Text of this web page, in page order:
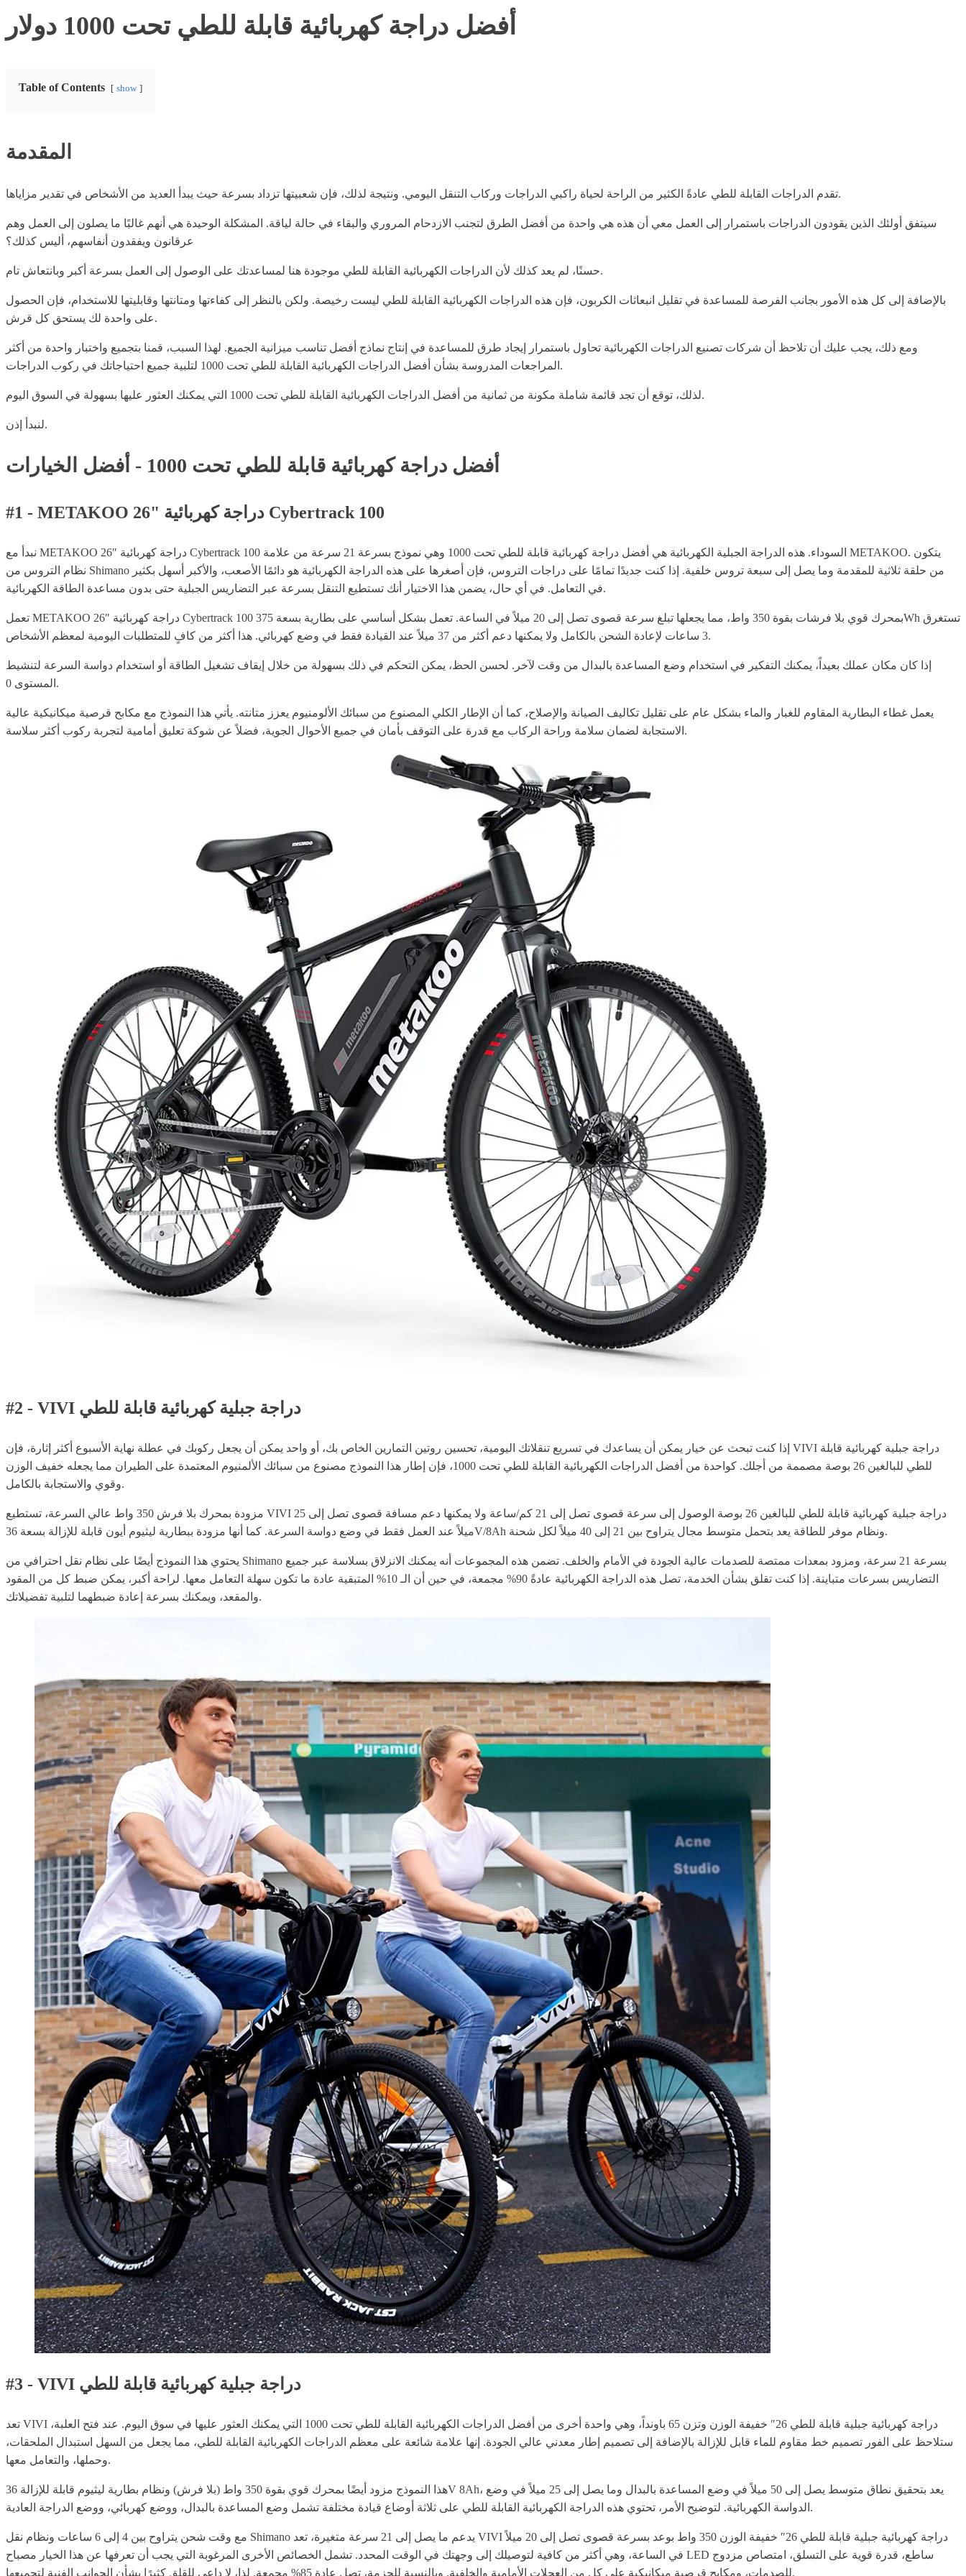
أفضل دراجة كهربائية قابلة للطي تحت 1000 دولار
Table of Contents show
المقدمة
تقدم الدراجات القابلة للطي عادةً الكثير من الراحة لحياة راكبي الدراجات وركاب التنقل اليومي. ونتيجة لذلك، فإن شعبيتها تزداد بسرعة حيث يبدأ العديد من الأشخاص في تقدير مزاياها.
سيتفق أولئك الذين يقودون الدراجات باستمرار إلى العمل معي أن هذه هي واحدة من أفضل الطرق لتجنب الازدحام المروري والبقاء في حالة لياقة. المشكلة الوحيدة هي أنهم غالبًا ما يصلون إلى العمل وهم
حسنًا، لم يعد كذلك لأن الدراجات الكهربائية القابلة للطي موجودة هنا لمساعدتك على الوصول إلى العمل بسرعة أكبر وبانتعاش تام.
بالإضافة إلى كل هذه الأمور بجانب الفرصة للمساعدة في تقليل انبعاثات الكربون، فإن هذه الدراجات الكهربائية القابلة للطي ليست رخيصة. ولكن بالنظر إلى كفاءتها ومتانتها وقابليتها للاستخدام، فإن الحصول
على واحدة لك يستحق كل قرش.
ومع ذلك، يجب عليك أن تلاحظ أن شركات تصنيع الدراجات الكهربائية تحاول باستمرار إيجاد طرق للمساعدة في إنتاج نماذج أفضل تناسب ميزانية الجميع. لهذا السبب، قمنا بتجميع واختبار واحدة من أكثر
المراجعات المدروسة بشأن أفضل الدراجات الكهربائية القابلة للطي تحت 1000 لتلبية جميع احتياجاتك في ركوب الدراجات.
لذلك، توقع أن تجد قائمة شاملة مكونة من ثمانية من أفضل الدراجات الكهربائية القابلة للطي تحت 1000 التي يمكنك العثور عليها بسهولة في السوق اليوم.
لنبدأ إذن.
أفضل دراجة كهربائية قابلة للطي تحت 1000 - أفضل الخيارات
#1 - METAKOO 26" دراجة كهربائية Cybertrack 100
نبدأ مع METAKOO 26″ دراجة كهربائية Cybertrack 100 السوداء. هذه الدراجة الجبلية الكهربائية هي أفضل دراجة كهربائية قابلة للطي تحت 1000 وهي نموذج بسرعة 21 سرعة من علامة METAKOO. يتكون
نظام التروس من Shimano من حلقة ثلاثية للمقدمة وما يصل إلى سبعة تروس خلفية. إذا كنت جديدًا تمامًا على دراجات التروس، فإن أصغرها على هذه الدراجة الكهربائية هو دائمًا الأصعب، والأكبر أسهل بكثير
في التعامل. في أي حال، يضمن هذا الاختيار أنك تستطيع التنقل بسرعة عبر التضاريس الجبلية حتى بدون مساعدة الطاقة الكهربائية.
تعمل METAKOO 26″ دراجة كهربائية Cybertrack 100 بمحرك قوي بلا فرشات بقوة 350 واط، مما يجعلها تبلغ سرعة قصوى تصل إلى 20 ميلاً في الساعة. تعمل بشكل أساسي على بطارية بسعة 375Wh تستغرق
3 ساعات لإعادة الشحن بالكامل ولا يمكنها دعم أكثر من 37 ميلاً عند القيادة فقط في وضع كهربائي. هذا أكثر من كافٍ للمتطلبات اليومية لمعظم الأشخاص.
إذا كان مكان عملك بعيداً، يمكنك التفكير في استخدام وضع المساعدة بالبدال من وقت لآخر. لحسن الحظ، يمكن التحكم في ذلك بسهولة من خلال إيقاف تشغيل الطاقة أو استخدام دواسة السرعة لتنشيط
المستوى 0.
يعمل غطاء البطارية المقاوم للغبار والماء بشكل عام على تقليل تكاليف الصيانة والإصلاح، كما أن الإطار الكلي المصنوع من سبائك الألومنيوم يعزز متانته. يأتي هذا النموذج مع مكابح قرصية ميكانيكية عالية
الاستجابة لضمان سلامة وراحة الركاب مع قدرة على التوقف بأمان في جميع الأحوال الجوية، فضلاً عن شوكة تعليق أمامية لتجربة ركوب أكثر سلاسة.
#2 - VIVI دراجة جبلية كهربائية قابلة للطي
إذا كنت تبحث عن خيار يمكن أن يساعدك في تسريع تنقلاتك اليومية، تحسين روتين التمارين الخاص بك، أو واحد يمكن أن يجعل ركوبك في عطلة نهاية الأسبوع أكثر إثارة، فإن VIVI دراجة جبلية كهربائية قابلة
للطي للبالغين 26 بوصة مصممة من أجلك. كواحدة من أفضل الدراجات الكهربائية القابلة للطي تحت 1000، فإن إطار هذا النموذج مصنوع من سبائك الألمنيوم المعتمدة على الطيران مما يجعله خفيف الوزن
وقوي والاستجابة بالكامل.
مزودة بمحرك بلا فرش 350 واط عالي السرعة، تستطيع VIVI دراجة جبلية كهربائية قابلة للطي للبالغين 26 بوصة الوصول إلى سرعة قصوى تصل إلى 21 كم/ساعة ولا يمكنها دعم مسافة قصوى تصل إلى 25
ميلاً عند العمل فقط في وضع دواسة السرعة. كما أنها مزودة ببطارية ليثيوم أيون قابلة للإزالة بسعة 36V/8Ah ونظام موفر للطاقة يعد بتحمل متوسط ​​مجال يتراوح بين 21 إلى 40 ميلاً لكل شحنة.
يحتوي هذا النموذج أيضًا على نظام نقل احترافي من Shimano بسرعة 21 سرعة، ومزود بمعدات ممتصة للصدمات عالية الجودة في الأمام والخلف. تضمن هذه المجموعات أنه يمكنك الانزلاق بسلاسة عبر جميع
التضاريس بسرعات متباينة. إذا كنت تقلق بشأن الخدمة، تصل هذه الدراجة الكهربائية عادةً 90% مجمعة، في حين أن الـ 10% المتبقية عادة ما تكون سهلة التعامل معها. لراحة أكبر، يمكن ضبط كل من المقود
والمقعد، ويمكنك بسرعة إعادة ضبطهما لتلبية تفضيلاتك.
#3 - VIVI دراجة جبلية كهربائية قابلة للطي
تعد VIVI دراجة كهربائية جبلية قابلة للطي 26″ خفيفة الوزن وتزن 65 باونداً، وهي واحدة أخرى من أفضل الدراجات الكهربائية القابلة للطي تحت 1000 التي يمكنك العثور عليها في سوق اليوم. عند فتح العلبة،
ستلاحظ على الفور تصميم خط مقاوم للماء قابل للإزالة بالإضافة إلى تصميم إطار معدني عالي الجودة. إنها علامة شائعة على معظم الدراجات الكهربائية القابلة للطي، مما يجعل من السهل استبدال الملحقات،
وحملها، والتعامل معها.
هذا النموذج مزود أيضًا بمحرك قوي بقوة 350 واط (بلا فرش) ونظام بطارية ليثيوم قابلة للإزالة 36V 8Ah، يعد بتحقيق نطاق متوسط يصل إلى 50 ميلاً في وضع المساعدة بالبدال وما يصل إلى 25 ميلاً في وضع
الدواسة الكهربائية. لتوضيح الأمر، تحتوي هذه الدراجة الكهربائية القابلة للطي على ثلاثة أوضاع قيادة مختلفة تشمل وضع المساعدة بالبدال، ووضع كهربائي، ووضع الدراجة العادية.
مع وقت شحن يتراوح بين 4 إلى 6 ساعات ونظام نقل Shimano يدعم ما يصل إلى 21 سرعة متغيرة، تعد VIVI دراجة كهربائية جبلية قابلة للطي 26″ خفيفة الوزن 350 واط بوعد بسرعة قصوى تصل إلى 20 ميلاً
في الساعة، وهي أكثر من كافية لتوصيلك إلى وجهتك في الوقت المحدد. تشمل الخصائص الأخرى المرغوبة التي يجب أن تعرفها عن هذا الخيار مصباح LED ساطع، قدرة قوية على التسلق، امتصاص مزدوج
للصدمات، ومكابح قرصية ميكانيكية على كل من العجلات الأمامية والخلفية. وبالنسبة للحزمة، تصل عادة 85% مجمعة. لذا، لا داعي للقلق كثيرًا بشأن الجوانب الفنية لتجميعها.